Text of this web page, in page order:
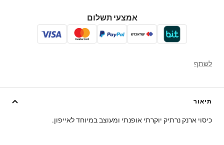
אמצעי תשלום
לשתף
תיאור
כיסוי ארנק נרתיק יוקרתי אופנתי ומעוצב במיוחד לאייפון.